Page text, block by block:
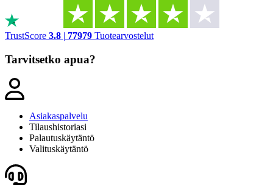
TrustScore 3.8 | 77979 Tuotearvostelut
Tarvitsetko apua?
Asiakaspalvelu
Tilaushistoriasi
Palautuskäytäntö
Valituskäytäntö